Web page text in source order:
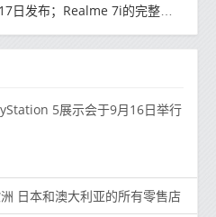
；Realme 7i的完整规格并导致泄漏
5展示会于9月16日举行
日本和澳大利亚的所有零售店